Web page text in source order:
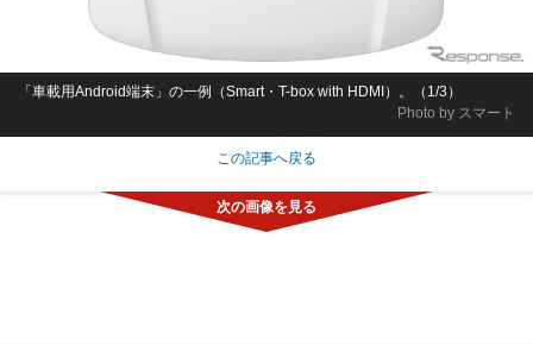
Photo by スマート
「車載用Android端末」の一例（Smart・T-box with HDMI）。（1/3）
この記事へ戻る